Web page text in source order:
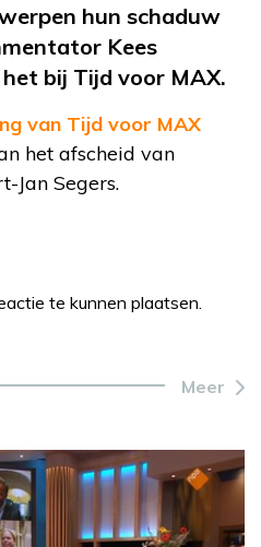
hun schaduw
Kees
bij Tijd voor MAX.
van Tijd voor MAX
het afscheid van
Jan Segers.
te kunnen plaatsen.
Meer